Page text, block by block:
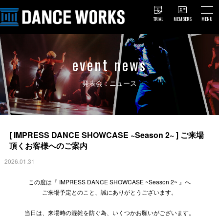
TRIAL MEMBERS MENU
event news
発表会：ニュース
[ IMPRESS DANCE SHOWCASE ~Season 2~ ] ご来場
頂くお客様へのご案内
2026.01.31
この度は『 IMPRESS DANCE SHOWCASE ~Season 2~ 』へ
ご来場予定とのこと、誠にありがとうございます。
当日は、来場時の混雑を防ぐ為、いくつかお願いがございます。